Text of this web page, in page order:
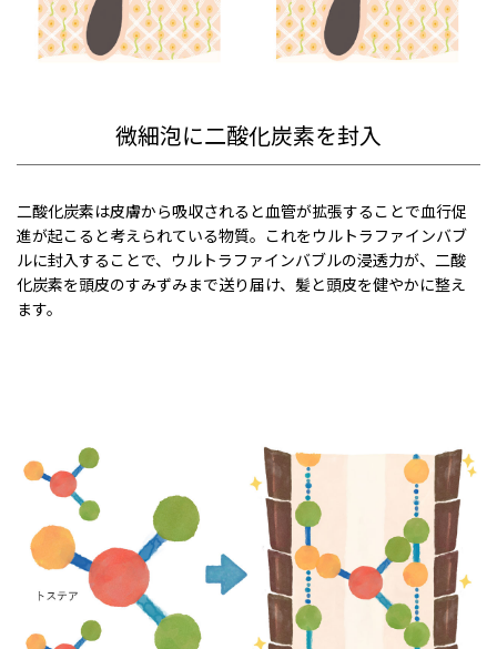
微細泡に二酸化炭素を封入
二酸化炭素は皮膚から吸収されると血管が拡張することで血行促
進が起こると考えられている物質。これをウルトラファインバブ
ルに封入することで、ウルトラファインバブルの浸透力が、二酸
化炭素を頭皮のすみずみまで送り届け、髪と頭皮を健やかに整え
ます。